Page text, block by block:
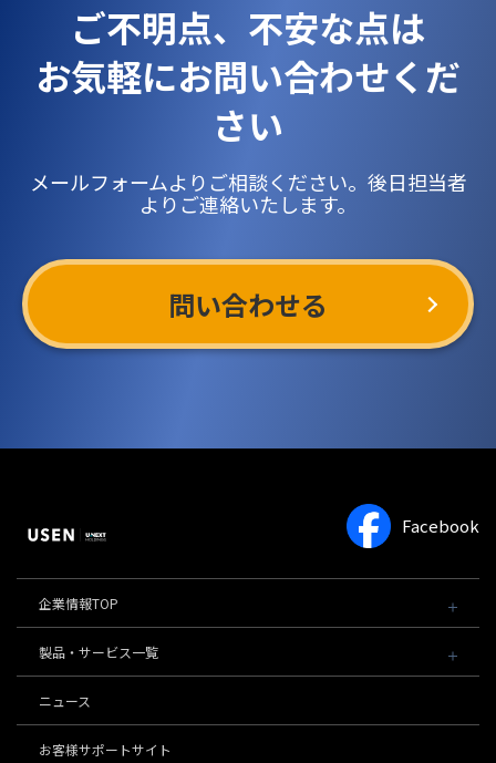
ご不明点、不安な点は
お気軽にお問い合わせくだ
さい
メールフォームよりご相談ください。後日担当者
よりご連絡いたします。
問い合わせる
Facebook
企業情報TOP
会社概要・役員一覧
事業内容
社長メッセージ
沿革
製品・サービス一覧
POSレジ 他
お役立ち情報
ニュース
お客様サポートサイト